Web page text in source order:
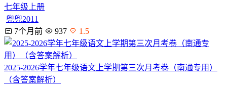
七年级上册
兜兜2011
7个月前
937 1.5
2025-2026学年七年级语文上学期第三次月考卷（南通专用）
（含答案解析）